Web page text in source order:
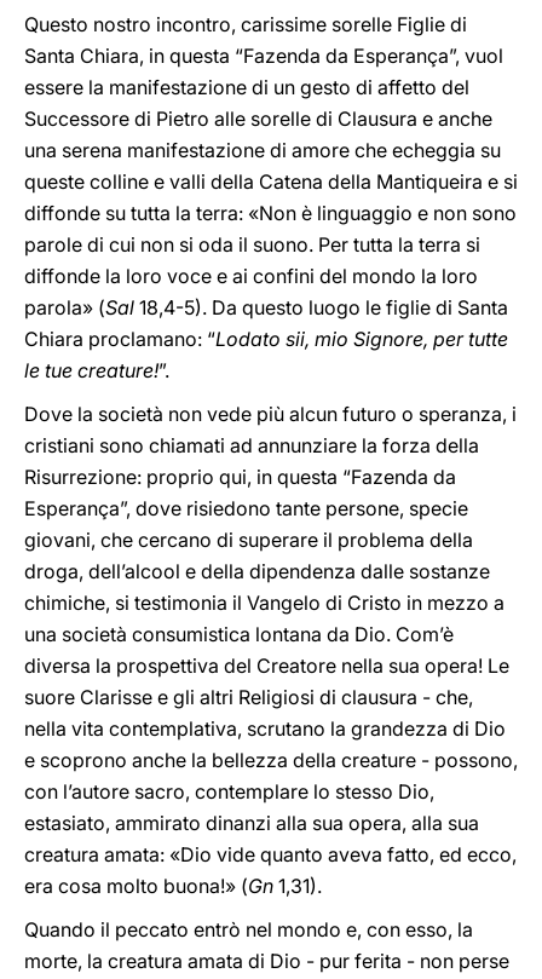
Questo nostro incontro, carissime sorelle Figlie di
Santa Chiara, in questa “Fazenda da Esperança”, vuol
essere la manifestazione di un gesto di affetto del
Successore di Pietro alle sorelle di Clausura e anche
una serena manifestazione di amore che echeggia su
queste colline e valli della Catena della Mantiqueira e si
diffonde su tutta la terra: «Non è linguaggio e non sono
parole di cui non si oda il suono. Per tutta la terra si
diffonde la loro voce e ai confini del mondo la loro
parola» (Sal 18,4-5). Da questo luogo le figlie di Santa
Chiara proclamano: “Lodato sii, mio Signore, per tutte
le tue creature!”.
Dove la società non vede più alcun futuro o speranza, i
cristiani sono chiamati ad annunziare la forza della
Risurrezione: proprio qui, in questa “Fazenda da
Esperança”, dove risiedono tante persone, specie
giovani, che cercano di superare il problema della
droga, dell’alcool e della dipendenza dalle sostanze
chimiche, si testimonia il Vangelo di Cristo in mezzo a
una società consumistica lontana da Dio. Com’è
diversa la prospettiva del Creatore nella sua opera! Le
suore Clarisse e gli altri Religiosi di clausura - che,
nella vita contemplativa, scrutano la grandezza di Dio
e scoprono anche la bellezza della creature - possono,
con l’autore sacro, contemplare lo stesso Dio,
estasiato, ammirato dinanzi alla sua opera, alla sua
creatura amata: «Dio vide quanto aveva fatto, ed ecco,
era cosa molto buona!» (Gn 1,31).
Quando il peccato entrò nel mondo e, con esso, la
morte, la creatura amata di Dio - pur ferita - non perse